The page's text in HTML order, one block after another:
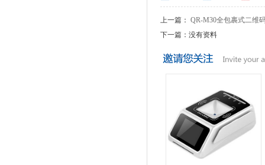
上一篇： QR-M30全包裹式二维
下一篇：没有资料